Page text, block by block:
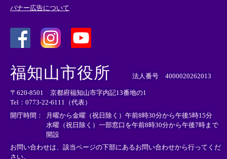
バナー広告について
外
部
リ
ン
ク
＞
外
リ
ン
ク
＞
外
部
ン
ク
＞
福知山市役所 法人番号 4000020262013
〒620-8501 京都府福知山市字内記13番地の1
Tel：0773-22-6111（代表）
開庁時間：
月曜から金曜（祝日除く）午前8時30分から午後5時15分
水曜（祝日除く）一部窓口を午前8時30分から午後7時まで
開設
お問い合わせは、該当ページの下部にあるお問い合わせから行ってくだ
さい。